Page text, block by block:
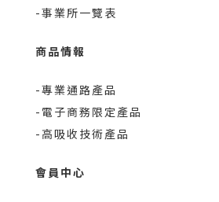
-事業所一覽表
商品情報
-專業通路產品
-電子商務限定產品
-高吸收技術產品
會員中心